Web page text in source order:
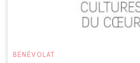
BÉNÉVOLAT